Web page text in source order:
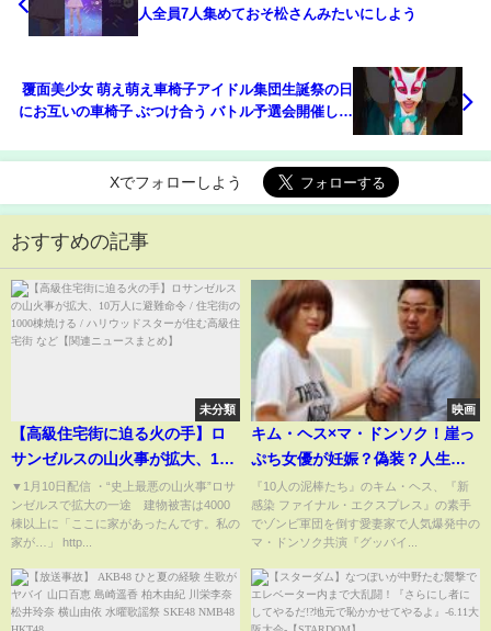
人全員7人集めておそ松さんみたいにしよう
覆面美少女 萌え萌え車椅子アイドル集団生誕祭の日
にお互いの車椅子 ぶつけ合う バトル予選会開催して
Xでフォローしよう
おすすめの記事
未分類
【高級住宅街に迫る火の手】ロ
サンゼルスの山火事が拡大、10
万人に避難命令 / 住宅街の1000
棟焼ける / ハリウッドスターが住
む高級住宅街 など【関連ニュー
▼1月10日配信 ・“史上最悪の山火事”ロサ
ンゼルスで拡大の一途 建物被害は4000
棟以上に「ここに家があったんです。私の
家が…」 http...
映画
キム・ヘス×マ・ドンソク！崖っ
ぷち女優が妊娠？偽装？人生一
発大逆転!?／映画『グッバイ・
シングル』予告編
『10人の泥棒たち』のキム・ヘス、『新
感染 ファイナル・エクスプレス』の素手
でゾンビ軍団を倒す愛妻家で人気爆発中の
マ・ドンソク共演『グッバイ...